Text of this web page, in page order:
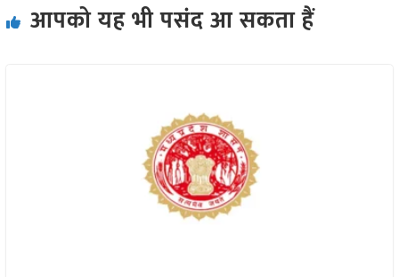
आपको यह भी पसंद आ सकता हैं